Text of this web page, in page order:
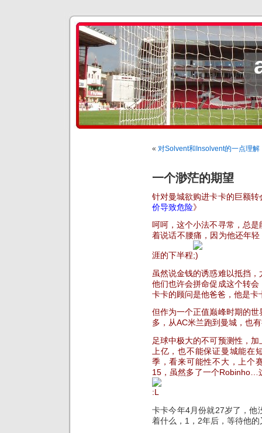
« 对Solvent和Insolvent的一点理解
一个渺茫的期望
针对曼城欲购进卡卡的巨额
价导致危险》
呵呵，这个小法不寻常，总
着说话不腰痛，因为他还年
涯的下半程
虽然说金钱的诱惑难以抵挡
他们也许会拼命促成这个转
卡卡的顾问是他爸爸，他是
但作为一个正值巅峰时期的
多，从AC米兰跑到曼城，也
足球中极大的不可预测性，
上亿，也不能保证曼城能在
季，看来可能性不大，上个
15，虽然多了一个Robinho…
卡卡今年4月份就27岁了，他
着什么，1，2年后，等待他